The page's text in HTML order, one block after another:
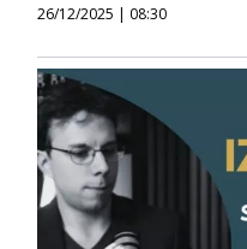
26/12/2025 | 08:30